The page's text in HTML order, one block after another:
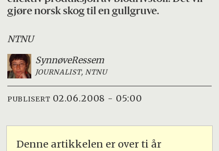
gjøre norsk skog til en gullgruve.
NTNU
SynnøveRessem
JOURNALIST, NTNU
PUBLISERT 02.06.2008 - 05:00
Denne artikkelen er over ti år